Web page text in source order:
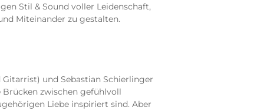
Stil & Sound voller Leidenschaft,
Miteinander zu gestalten.
und Sebastian Schierlinger
zwischen gefühlvoll
Liebe inspiriert sind. Aber